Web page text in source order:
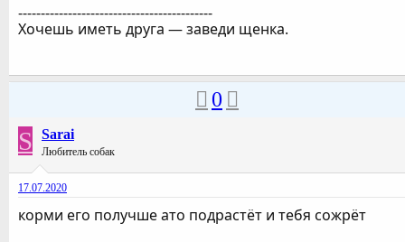
-------------------------------------------
Хочешь иметь друга — заведи щенка.
0
S Sarai
Любитель собак
17.07.2020
корми его получше ато подрастёт и тебя сожрёт